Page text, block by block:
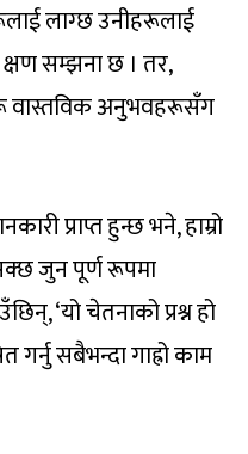
लाग्छ उनीहरूलाई
सम्झना छ । तर,
वास्तविक अनुभवहरूसँग
प्राप्त हुन्छ भने, हाम्रो
जुन पूर्ण रूपमा
‘यो चेतनाको प्रश्न हो
गर्नु सबैभन्दा गाह्रो काम